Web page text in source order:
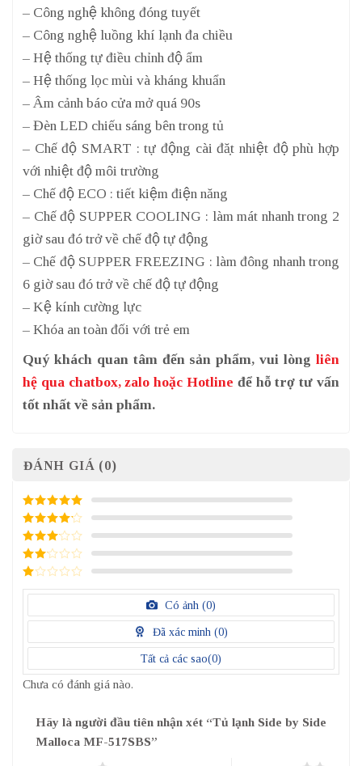
– Công nghệ không đóng tuyết
– Công nghệ luồng khí lạnh đa chiều
– Hệ thống tự điều chỉnh độ ẩm
– Hệ thống lọc mùi và kháng khuẩn
– Âm cảnh báo cửa mở quá 90s
– Đèn LED chiếu sáng bên trong tủ
– Chế độ SMART : tự động cài đặt nhiệt độ phù hợp
với nhiệt độ môi trường
– Chế độ ECO : tiết kiệm điện năng
– Chế độ SUPPER COOLING : làm mát nhanh trong 2
giờ sau đó trở về chế độ tự động
– Chế độ SUPPER FREEZING : làm đông nhanh trong
6 giờ sau đó trở về chế độ tự động
– Kệ kính cường lực
– Khóa an toàn đối với trẻ em
Quý khách quan tâm đến sản phẩm, vui lòng liên
hệ qua chatbox, zalo hoặc Hotline để hỗ trợ tư vấn
tốt nhất về sản phẩm.
ĐÁNH GIÁ (0)
5/ 5 điểm
4/ 5
điểm
3/ 5
điểm
2/
điểm
1
điểm
Có ảnh (0)
Đã xác minh (0)
Tất cả các sao(0)
Chưa có đánh giá nào.
Hãy là người đầu tiên nhận xét “Tủ lạnh Side by Side
Malloca MF-517SBS”